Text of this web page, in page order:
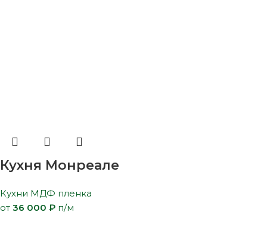
Кухня Монреале
Кухни МДФ пленка
от 36 000 ₽ п/м